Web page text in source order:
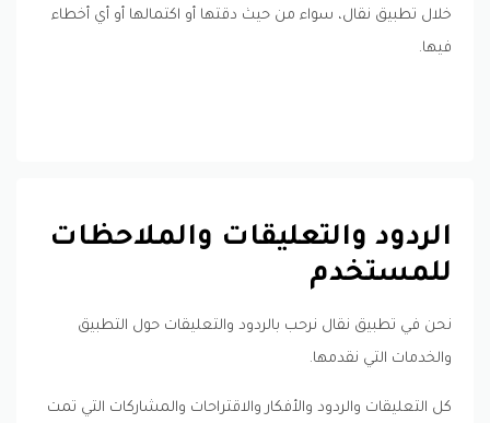
خلال تطبيق نقال، سواء من حيث دقتها أو اكتمالها أو أي أخطاء
فيها.
الردود والتعليقات والملاحظات
للمستخدم
نحن في تطبيق نقال نرحب بالردود والتعليقات حول التطبيق
والخدمات التي نقدمها.
كل التعليقات والردود والأفكار والاقتراحات والمشاركات التي تمت